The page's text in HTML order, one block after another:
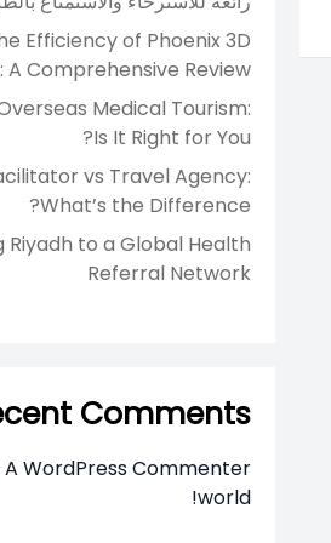
Efficiency of Phoenix 3D
A Comprehensive Review
Medical Tourism:
Is It Right for You?
vs Travel Agency:
What’s the Difference?
to a Global Health
Referral Network
Comments
A WordPress Commenter
world!